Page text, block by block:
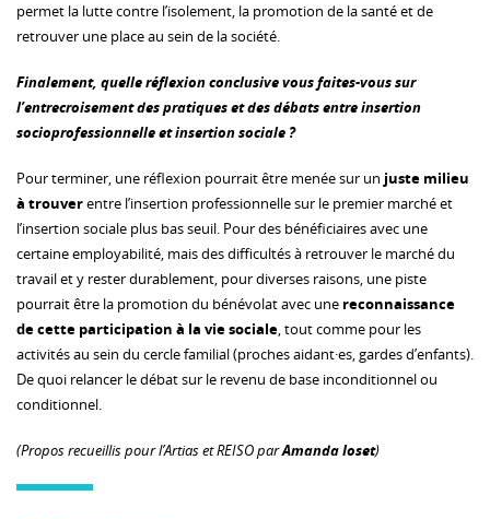
permet la lutte contre l’isolement, la promotion de la santé et de
retrouver une place au sein de la société.
Finalement, quelle réflexion conclusive vous faites-vous sur
l’entrecroisement des pratiques et des débats entre insertion
socioprofessionnelle et insertion sociale ?
Pour terminer, une réflexion pourrait être menée sur un juste milieu
à trouverentre l’insertion professionnelle sur le premier marché et
l’insertion sociale plus bas seuil. Pour des bénéficiaires avec une
certaine employabilité, mais des difficultés à retrouver le marché du
travail et y rester durablement, pour diverses raisons, une piste
pourrait être la promotion du bénévolat avec une reconnaissance
de cette participation à la vie sociale, tout comme pour les
activités au sein du cercle familial (proches aidant·es, gardes d’enfants).
De quoi relancer le débat sur le revenu de base inconditionnel ou
conditionnel.
(Propos recueillis pour l’Artias et REISO parAmanda Ioset)